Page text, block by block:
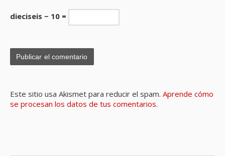
dieciseis − 10 =
Este sitio usa Akismet para reducir el spam. Aprende cómo
se procesan los datos de tus comentarios.